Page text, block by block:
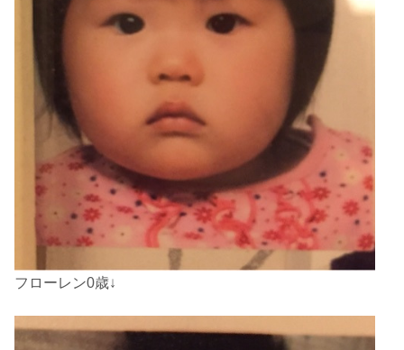
フローレン0歳↓